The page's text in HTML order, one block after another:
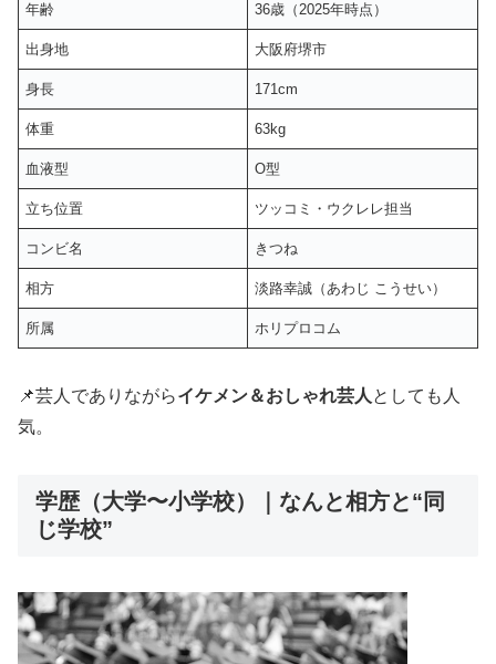
年齢 36歳（2025年時点）
出身地 大阪府堺市
身長 171cm
体重 63kg
血液型 O型
立ち位置 ツッコミ・ウクレレ担当
コンビ名 きつね
相方 淡路幸誠（あわじ こうせい）
所属 ホリプロコム
📌芸人でありながらイケメン＆おしゃれ芸人 としても人
気。
学歴（大学〜小学校）｜なんと相方と“同
じ学校”